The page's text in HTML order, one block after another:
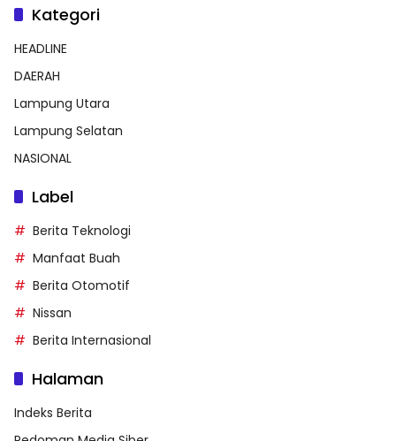
Kategori
HEADLINE
DAERAH
Lampung Utara
Lampung Selatan
NASIONAL
Label
Berita Teknologi
Manfaat Buah
Berita Otomotif
Nissan
Berita Internasional
Halaman
Indeks Berita